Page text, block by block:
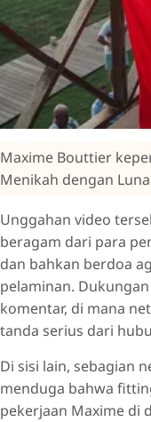
Maxime Bouttier
Menikah dengan
Unggahan video
beragam dari para
dan bahkan berdoa
pelaminan.
komentar, di mana
tanda serius dari
Di sisi lain, sebagian
menduga bahwa
pekerjaan Maxime di